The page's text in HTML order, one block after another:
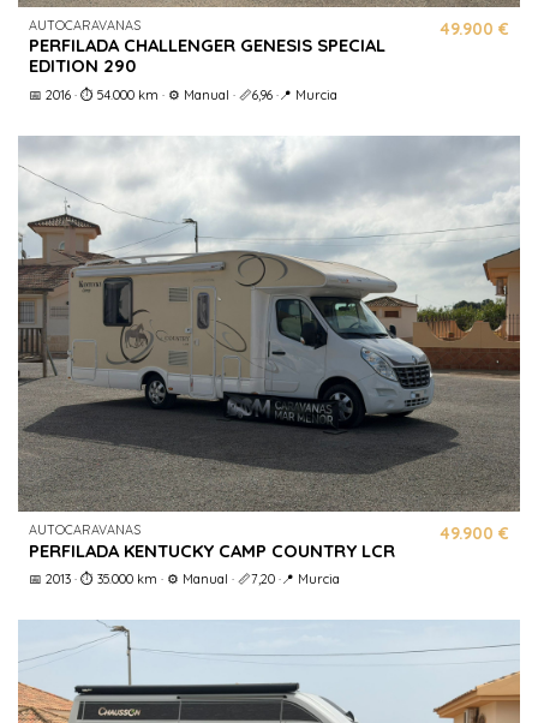
AUTOCARAVANAS
PERFILADA CHALLENGER GENESIS SPECIAL
EDITION 290
49.900 €
📅 2016 · ⏱️ 54.000 km · ⚙️ Manual · 📏6,96 ·📍 Murcia
AUTOCARAVANAS
PERFILADA KENTUCKY CAMP COUNTRY LCR
49.900 €
📅 2013 · ⏱️ 35.000 km · ⚙️ Manual · 📏7,20 ·📍 Murcia